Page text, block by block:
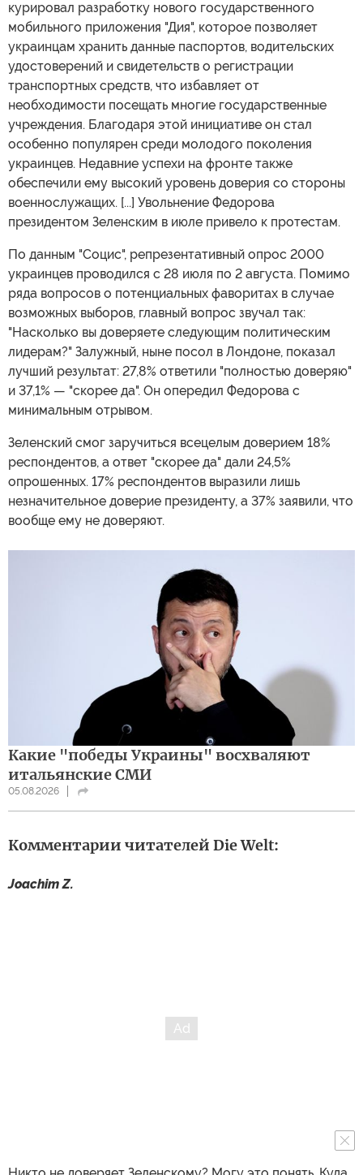
курировал разработку нового государственного
мобильного приложения "Дия", которое позволяет
украинцам хранить данные паспортов, водительских
удостоверений и свидетельств о регистрации
транспортных средств, что избавляет от
необходимости посещать многие государственные
учреждения. Благодаря этой инициативе он стал
особенно популярен среди молодого поколения
украинцев. Недавние успехи на фронте также
обеспечили ему высокий уровень доверия со стороны
военнослужащих. [...] Увольнение Федорова
президентом Зеленским в июле привело к протестам.
По данным "Социс", репрезентативный опрос 2000
украинцев проводился с 28 июля по 2 августа. Помимо
ряда вопросов о потенциальных фаворитах в случае
возможных выборов, главный вопрос звучал так:
"Насколько вы доверяете следующим политическим
лидерам?" Залужный, ныне посол в Лондоне, показал
лучший результат: 27,8% ответили "полностью доверяю"
и 37,1% — "скорее да". Он опередил Федорова с
минимальным отрывом.
Зеленский смог заручиться всецелым доверием 18%
респондентов, а ответ "скорее да" дали 24,5%
опрошенных. 17% респондентов выразили лишь
незначительное доверие президенту, а 37% заявили, что
вообще ему не доверяют.
Какие "победы Украины" восхваляют
итальянские СМИ
05.08.2026
Комментарии читателей Die Welt:
Joachim Z.